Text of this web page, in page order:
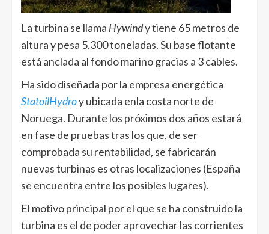
La turbina se llama Hywindy tiene 65 metros de
altura y pesa 5.300 toneladas. Su base flotante
está anclada al fondo marino gracias a 3 cables.
Ha sido diseñada por la empresa energética
StatoilHydroy ubicada enla costa norte de
Noruega. Durante los próximos dos años estará
en fase de pruebas tras los que, de ser
comprobada su rentabilidad, se fabricarán
nuevas turbinas es otras localizaciones (España
se encuentra entre los posibles lugares).
El motivo principal por el que se ha construido la
turbina es el de poder aprovechar las corrientes